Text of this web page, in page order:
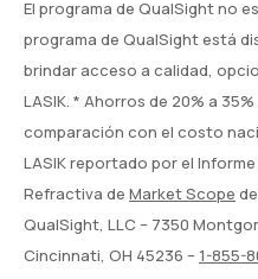
El programa de QualSight no
programa de QualSight está
brindar acceso a calidad,
LASIK. * Ahorros de 20% a
comparación con el costo
LASIK reportado por el
Refractiva de Market Scope
QualSight, LLC – 7350
Cincinnati, OH 45236 –1-855-